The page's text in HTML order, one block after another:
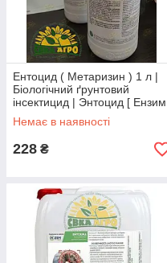
Ентоцид ( Метаризин ) 1 л |
Біологічний ґрунтовий
інсектицид | Энтоцид [ Ензим
Агро ]
Немає в наявності
228 ₴